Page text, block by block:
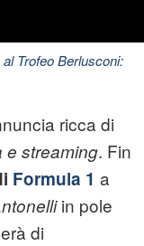
Trofeo Berlusconi:
ricca di
e streaming. Fin
Formula 1 a
in pole
di